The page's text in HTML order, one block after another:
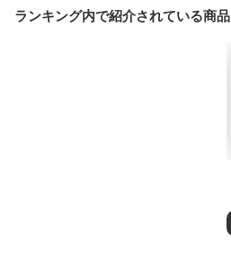
ランキング内で紹介されている商品